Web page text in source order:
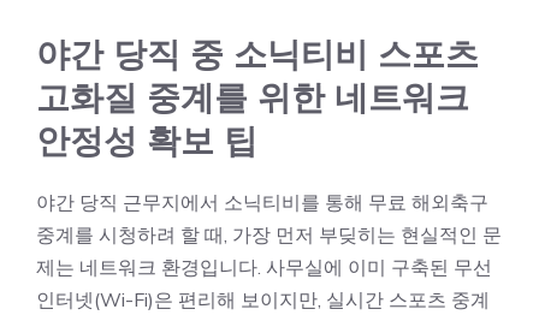
야간 당직 중 소닉티비 스포츠
고화질 중계를 위한 네트워크
안정성 확보 팁
야간 당직 근무지에서 소닉티비를 통해 무료 해외축구
중계를 시청하려 할 때, 가장 먼저 부딪히는 현실적인 문
제는 네트워크 환경입니다. 사무실에 이미 구축된 무선
인터넷(Wi-Fi)은 편리해 보이지만, 실시간 스포츠 중계